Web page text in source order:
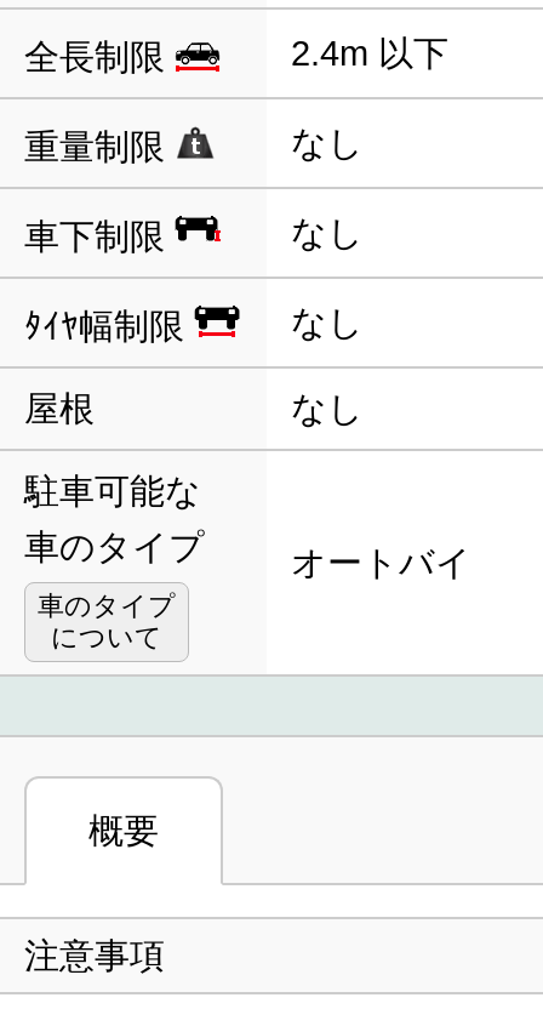
全長制限 2.4m 以下
重量制限 なし
車下制限 なし
ﾀｲﾔ幅制限 なし
屋根 なし
駐車可能な
車のタイプ
車のタイプ
について
オートバイ
概要
注意事項